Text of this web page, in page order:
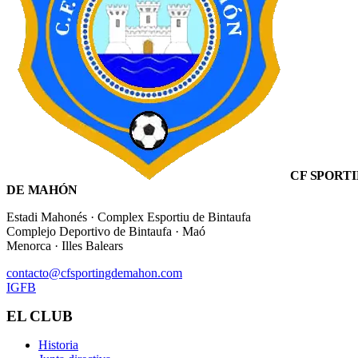
CF
DE MAHÓN
Estadi Mahonés · Complex Esportiu de Bintaufa
Complejo Deportivo de Bintaufa · Maó
Menorca · Illes Balears
contacto@cfsportingdemahon.com
IGFB
EL CLUB
Historia